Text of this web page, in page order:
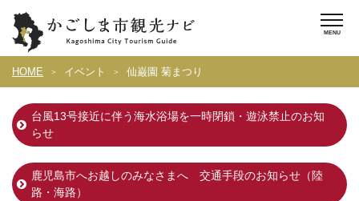
HOME イベント 仙巌園 菊まつり
台風13号接近に伴う海水浴場を一時閉鎖・遊泳禁止のお知
らせ
鹿児島市へお越しのみなさまへ 交通手段のお知らせ（陸
路・海路）